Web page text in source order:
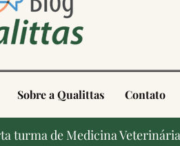
Sobre a Qualittas Contato
turma de Medicina